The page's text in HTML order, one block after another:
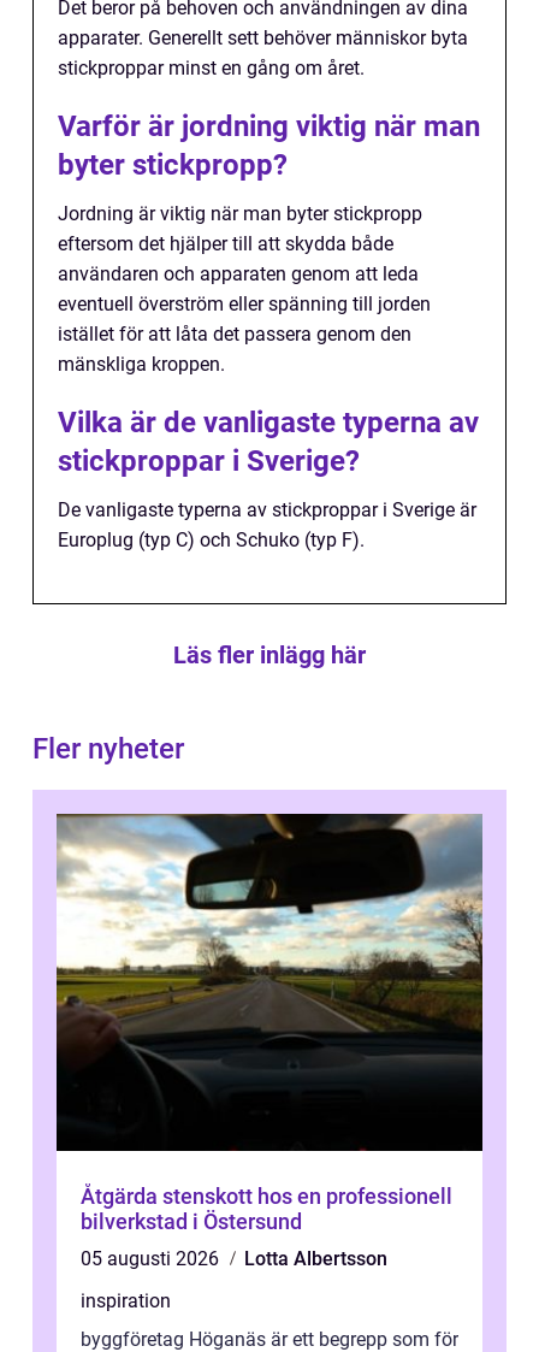
Det beror på behoven och användningen av dina
apparater. Generellt sett behöver människor byta
stickproppar minst en gång om året.
Varför är jordning viktig när man
byter stickpropp?
Jordning är viktig när man byter stickpropp
eftersom det hjälper till att skydda både
användaren och apparaten genom att leda
eventuell överström eller spänning till jorden
istället för att låta det passera genom den
mänskliga kroppen.
Vilka är de vanligaste typerna av
stickproppar i Sverige?
De vanligaste typerna av stickproppar i Sverige är
Europlug (typ C) och Schuko (typ F).
Läs fler inlägg här
Fler nyheter
Åtgärda stenskott hos en professionell
bilverkstad i Östersund
05 augusti 2026
Lotta Albertsson
inspiration
byggföretag Höganäs är ett begrepp som för